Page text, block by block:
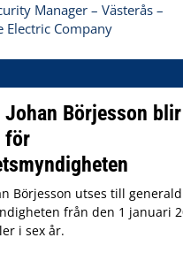
Manager – Västerås –
Electric Company
Johan Börjesson
för
Börjesson utses till
från den 1 januari
i sex år.